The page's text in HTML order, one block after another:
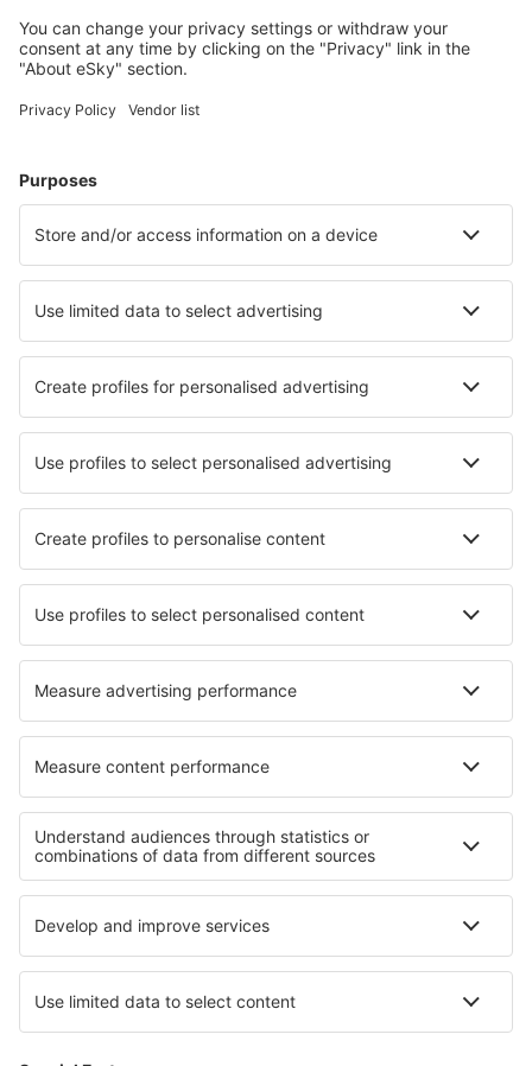
Planeie a sua viagem
Voos baratos
Alojamentos
Voo+Hotel
Hotéis
Transferência
Atrações
Eventos desportivos
Saiba mais
Aplicação de telemóvel
Linhas aéreas
Ryanair
TAP Portugal
easyJet
Azores Airlines
Transavia
Sobre a eSky
Termos e condições
Minhas reservas
Política de Privacidade
Assistência e contacto